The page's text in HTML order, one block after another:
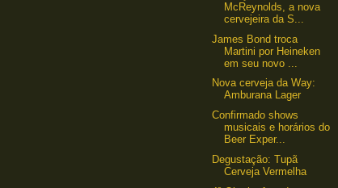
McReynolds, a nova
cervejeira da S...
James Bond troca
Martini por Heineken
em seu novo ...
Nova cerveja da Way:
Amburana Lager
Confirmado shows
musicais e horários do
Beer Exper...
Degustação: Tupã
Cerveja Vermelha